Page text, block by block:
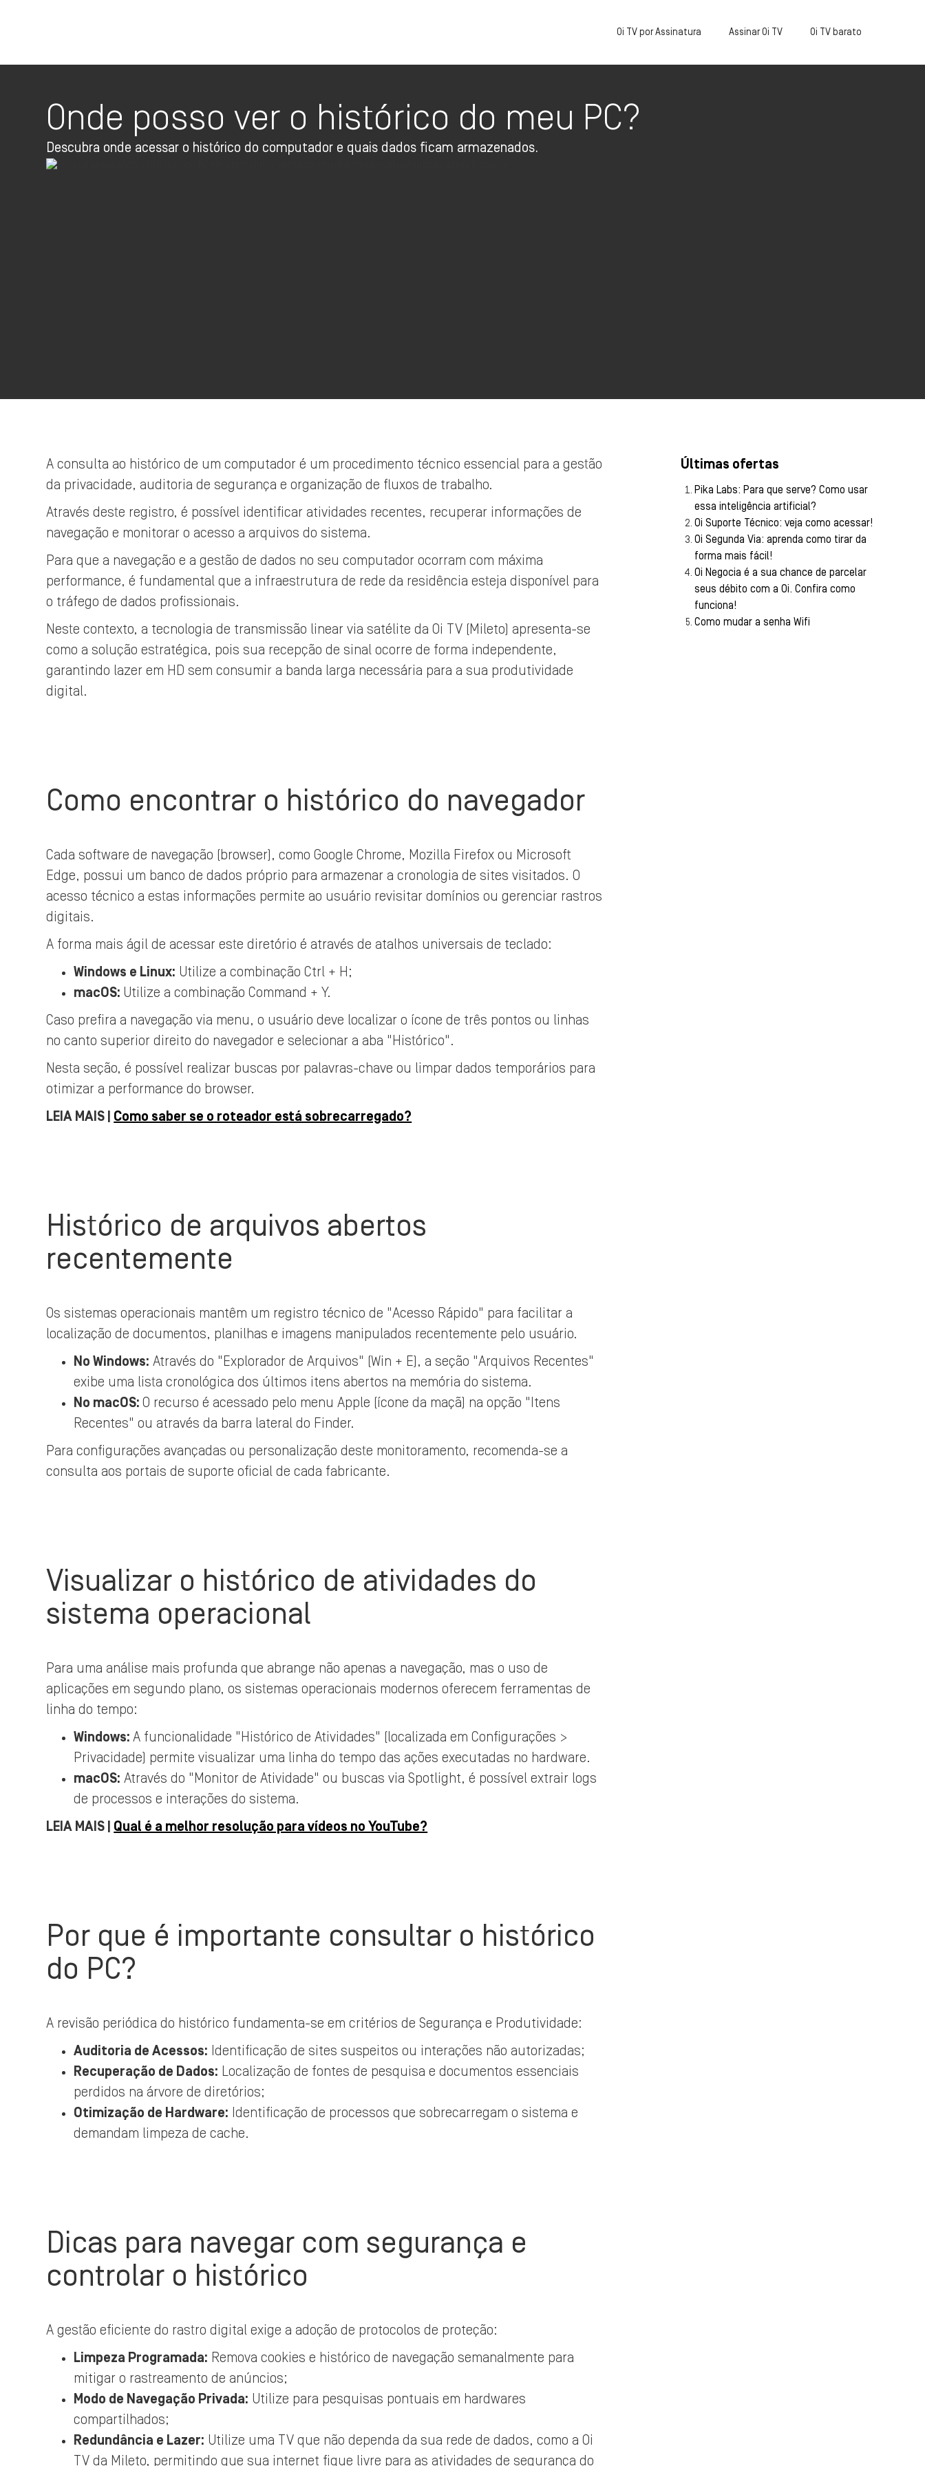
Oi TV por Assinatura Assinar Oi TV Oi TV barato
Onde posso ver o histórico do meu PC?
Descubra onde acessar o histórico do computador e quais dados ficam armazenados.
A consulta ao histórico de um computador é um procedimento técnico essencial para a gestão
da privacidade, auditoria de segurança e organização de fluxos de trabalho.
Através deste registro, é possível identificar atividades recentes, recuperar informações de
navegação e monitorar o acesso a arquivos do sistema.
Para que a navegação e a gestão de dados no seu computador ocorram com máxima
performance, é fundamental que a infraestrutura de rede da residência esteja disponível para
o tráfego de dados profissionais.
Neste contexto, a tecnologia de transmissão linear via satélite da Oi TV (Mileto) apresenta-se
como a solução estratégica, pois sua recepção de sinal ocorre de forma independente,
garantindo lazer em HD sem consumir a banda larga necessária para a sua produtividade
digital.
Como encontrar o histórico do navegador
Cada software de navegação (browser), como Google Chrome, Mozilla Firefox ou Microsoft
Edge, possui um banco de dados próprio para armazenar a cronologia de sites visitados. O
acesso técnico a estas informações permite ao usuário revisitar domínios ou gerenciar rastros
digitais.
A forma mais ágil de acessar este diretório é através de atalhos universais de teclado:
Windows e Linux: Utilize a combinação Ctrl + H;
macOS: Utilize a combinação Command + Y.
Caso prefira a navegação via menu, o usuário deve localizar o ícone de três pontos ou linhas
no canto superior direito do navegador e selecionar a aba "Histórico".
Nesta seção, é possível realizar buscas por palavras-chave ou limpar dados temporários para
otimizar a performance do browser.
LEIA MAIS | Como saber se o roteador está sobrecarregado?
Histórico de arquivos abertos
recentemente
Os sistemas operacionais mantêm um registro técnico de "Acesso Rápido" para facilitar a
localização de documentos, planilhas e imagens manipulados recentemente pelo usuário.
No Windows: Através do "Explorador de Arquivos" (Win + E), a seção "Arquivos Recentes"
exibe uma lista cronológica dos últimos itens abertos na memória do sistema.
No macOS:O recurso é acessado pelo menu Apple (ícone da maçã) na opção "Itens
Recentes" ou através da barra lateral do Finder.
Para configurações avançadas ou personalização deste monitoramento, recomenda-se a
consulta aos portais de suporte oficial de cada fabricante.
Visualizar o histórico de atividades do
sistema operacional
Para uma análise mais profunda que abrange não apenas a navegação, mas o uso de
aplicações em segundo plano, os sistemas operacionais modernos oferecem ferramentas de
linha do tempo:
Windows:A funcionalidade "Histórico de Atividades" (localizada em Configurações >
Privacidade) permite visualizar uma linha do tempo das ações executadas no hardware.
macOS: Através do "Monitor de Atividade" ou buscas via Spotlight, é possível extrair logs
de processos e interações do sistema.
LEIA MAIS | Qual é a melhor resolução para vídeos no YouTube?
Por que é importante consultar o histórico
do PC?
A revisão periódica do histórico fundamenta-se em critérios de Segurança e Produtividade:
Auditoria de Acessos: Identificação de sites suspeitos ou interações não autorizadas;
Recuperação de Dados: Localização de fontes de pesquisa e documentos essenciais
perdidos na árvore de diretórios;
Otimização de Hardware: Identificação de processos que sobrecarregam o sistema e
demandam limpeza de cache.
Dicas para navegar com segurança e
controlar o histórico
A gestão eficiente do rastro digital exige a adoção de protocolos de proteção:
Limpeza Programada: Remova cookies e histórico de navegação semanalmente para
mitigar o rastreamento de anúncios;
Modo de Navegação Privada: Utilize para pesquisas pontuais em hardwares
compartilhados;
Redundância e Lazer: Utilize uma TV que não dependa da sua rede de dados, como a Oi
TV da Mileto, permitindo que sua internet fique livre para as atividades de segurança do
Últimas ofertas
Pika Labs: Para que serve? Como usar
essa inteligência artificial?
Oi Suporte Técnico: veja como acessar!
Oi Segunda Via: aprenda como tirar da
forma mais fácil!
Oi Negocia é a sua chance de parcelar
seus débito com a Oi. Confira como
funciona!
Como mudar a senha Wifi